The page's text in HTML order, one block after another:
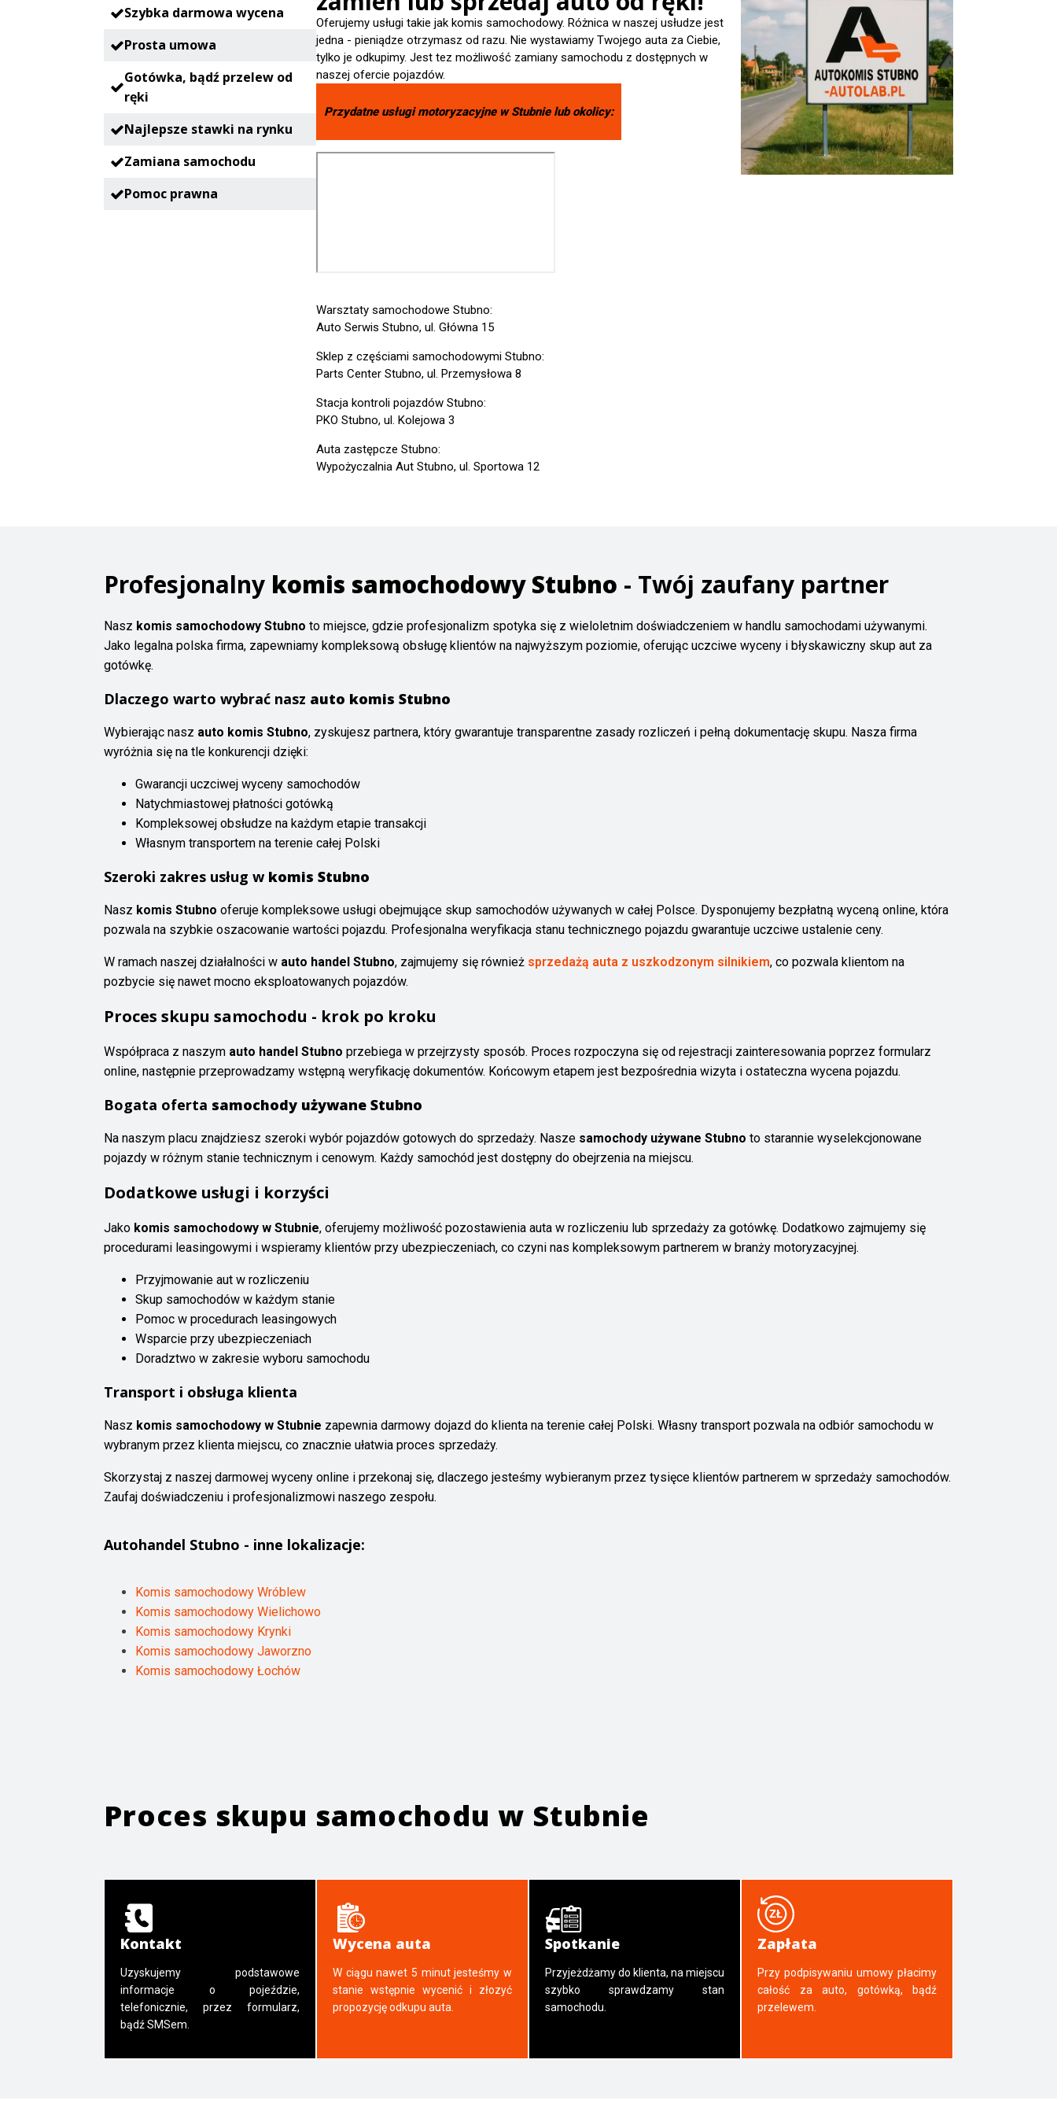
Szybka darmowa wycena
Prosta umowa
Gotówka, bądź przelew od
ręki
Najlepsze stawki na rynku
Zamiana samochodu
Pomoc prawna
Oferujemy usługi takie jak komis samochodowy. Różnica w naszej usłudze jest
jedna - pieniądze otrzymasz od razu. Nie wystawiamy Twojego auta za Ciebie,
tylko je odkupimy. Jest tez możliwość zamiany samochodu z dostępnych w
naszej ofercie pojazdów.
Przydatne usługi motoryzacyjne wStubnielub okolicy:
Warsztaty samochodowe Stubno:
Auto Serwis Stubno, ul. Główna 15
Sklep z częściami samochodowymi Stubno:
Parts Center Stubno, ul. Przemysłowa 8
Stacja kontroli pojazdów Stubno:
PKO Stubno, ul. Kolejowa 3
Auta zastępcze Stubno:
Wypożyczalnia Aut Stubno, ul. Sportowa 12
Profesjonalny komis samochodowy Stubno - Twój zaufany partner
Nasz komis samochodowy Stubno to miejsce, gdzie profesjonalizm spotyka się z wieloletnim doświadczeniem w handlu samochodami używanymi.
Jako legalna polska firma, zapewniamy kompleksową obsługę klientów na najwyższym poziomie, oferując uczciwe wyceny i błyskawiczny skup aut za
gotówkę.
Dlaczego warto wybrać nasz auto komis Stubno
Wybierając nasz auto komis Stubno, zyskujesz partnera, który gwarantuje transparentne zasady rozliczeń i pełną dokumentację skupu. Nasza firma
wyróżnia się na tle konkurencji dzięki:
Gwarancji uczciwej wyceny samochodów
Natychmiastowej płatności gotówką
Kompleksowej obsłudze na każdym etapie transakcji
Własnym transportem na terenie całej Polski
Szeroki zakres usług w komis Stubno
Nasz komis Stubno oferuje kompleksowe usługi obejmujące skup samochodów używanych w całej Polsce. Dysponujemy bezpłatną wyceną online, która
pozwala na szybkie oszacowanie wartości pojazdu. Profesjonalna weryfikacja stanu technicznego pojazdu gwarantuje uczciwe ustalenie ceny.
W ramach naszej działalności w auto handel Stubno, zajmujemy się również sprzedażą auta z uszkodzonym silnikiem, co pozwala klientom na
pozbycie się nawet mocno eksploatowanych pojazdów.
Proces skupu samochodu - krok po kroku
Współpraca z naszym auto handel Stubno przebiega w przejrzysty sposób. Proces rozpoczyna się od rejestracji zainteresowania poprzez formularz
online, następnie przeprowadzamy wstępną weryfikację dokumentów. Końcowym etapem jest bezpośrednia wizyta i ostateczna wycena pojazdu.
Bogata oferta samochody używane Stubno
Na naszym placu znajdziesz szeroki wybór pojazdów gotowych do sprzedaży. Nasze samochody używane Stubno to starannie wyselekcjonowane
pojazdy w różnym stanie technicznym i cenowym. Każdy samochód jest dostępny do obejrzenia na miejscu.
Dodatkowe usługi i korzyści
Jako komis samochodowy w Stubnie, oferujemy możliwość pozostawienia auta w rozliczeniu lub sprzedaży za gotówkę. Dodatkowo zajmujemy się
procedurami leasingowymi i wspieramy klientów przy ubezpieczeniach, co czyni nas kompleksowym partnerem w branży motoryzacyjnej.
Przyjmowanie aut w rozliczeniu
Skup samochodów w każdym stanie
Pomoc w procedurach leasingowych
Wsparcie przy ubezpieczeniach
Doradztwo w zakresie wyboru samochodu
Transport i obsługa klienta
Nasz komis samochodowy w Stubnie zapewnia darmowy dojazd do klienta na terenie całej Polski. Własny transport pozwala na odbiór samochodu w
wybranym przez klienta miejscu, co znacznie ułatwia proces sprzedaży.
Skorzystaj z naszej darmowej wyceny online i przekonaj się, dlaczego jesteśmy wybieranym przez tysięce klientów partnerem w sprzedaży samochodów.
Zaufaj doświadczeniu i profesjonalizmowi naszego zespołu.
Autohandel Stubno - inne lokalizacje:
Komis samochodowy Wróblew
Komis samochodowy Wielichowo
Komis samochodowy Krynki
Komis samochodowy Jaworzno
Komis samochodowy Łochów
Proces skupu samochodu w Stubnie
Kontakt
Uzyskujemy podstawowe
informacje o pojeździe,
telefonicznie, przez formularz,
bądź SMSem.
Wycena auta
W ciągu nawet 5 minut jesteśmy w
stanie wstępnie wycenić i złozyć
propozycję odkupu auta.
Spotkanie
Przyjeżdżamy do klienta, na miejscu
szybko sprawdzamy stan
samochodu.
Zapłata
Przy podpisywaniu umowy płacimy
całość za auto, gotówką, bądź
przelewem.